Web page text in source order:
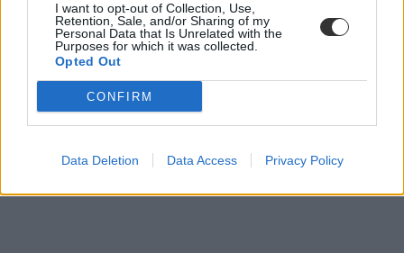
I want to opt-out of Collection, Use,
Retention, Sale, and/or Sharing of my
Personal Data that Is Unrelated with the
Purposes for which it was collected.
Opted Out
CONFIRM
Data Deletion Data Access Privacy Policy
rajztanár